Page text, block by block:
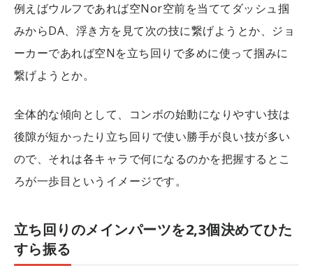
例えばウルフであれば空Nor空前を当ててダッシュ掴
みからDA、浮き方を見て次の技に繋げようとか、ジョ
ーカーであれば空Nを立ち回りで多めに使って掴みに
繋げようとか。
全体的な傾向として、コンボの始動になりやすい技は
後隙が短かったり立ち回りで使い勝手が良い技が多い
ので、それは各キャラで何になるのかを把握するとこ
ろが一歩目というイメージです。
立ち回りのメインパーツを2,3個決めてひた
すら振る